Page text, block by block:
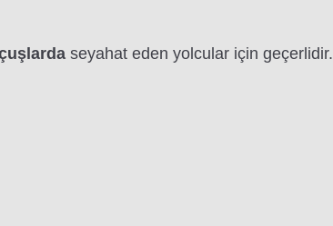
seyahat eden yolcular için geçerlidir.